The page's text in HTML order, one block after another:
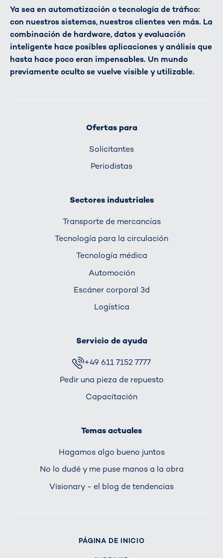
Ya sea en automatización o tecnología de tráfico:
con nuestros sistemas, nuestros clientes ven más. La
combinación de hardware, datos y evaluación
inteligente hace posibles aplicaciones y análisis que
hasta hace poco eran impensables. Un mundo
previamente oculto se vuelve visible y utilizable.
Ofertas para
Solicitantes
Periodistas
Sectores industriales
Transporte de mercancías
Tecnología para la circulación
Tecnología médica
Automoción
Escáner corporal 3d
Logística
Servicio de ayuda
+49 611 7152 7777
Pedir una pieza de repuesto
Capacitación
Temas actuales
Hagamos algo bueno juntos
No lo dudé y me puse manos a la obra
Visionary - el blog de tendencias
PÁGINA DE INICIO